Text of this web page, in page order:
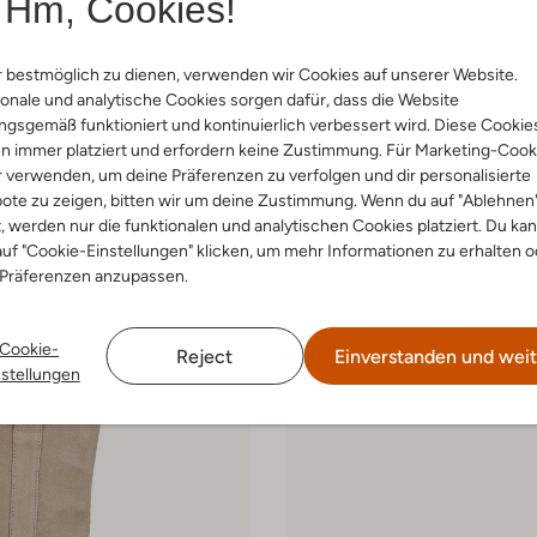
Hm, Cookies!
bestmöglich zu dienen, verwenden wir Cookies auf unserer Website.
und analytische Cookies sorgen dafür, dass die Website
funktioniert und kontinuierlich verbessert wird. Diese
immer platziert und erfordern keine Zustimmung. Für Marketing-
verwenden, um deine Präferenzen zu verfolgen und dir personalisierte
zu zeigen, bitten wir um deine Zustimmung. Wenn du auf
werden nur die funktionalen und analytischen Cookies platziert. Du
"Cookie-Einstellungen" klicken, um mehr Informationen zu erhalten
anzupassen.
Cookie-
Reject Einverstanden und
39,99
Letzter Artikel
-60%
Hip
Sneaker Low